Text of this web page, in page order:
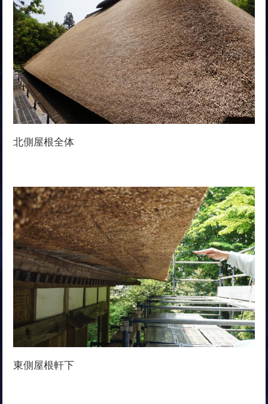
北側屋根全体
東側屋根軒下